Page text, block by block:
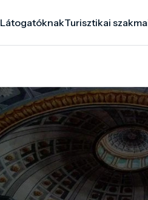
LátogatóknakTurisztikai